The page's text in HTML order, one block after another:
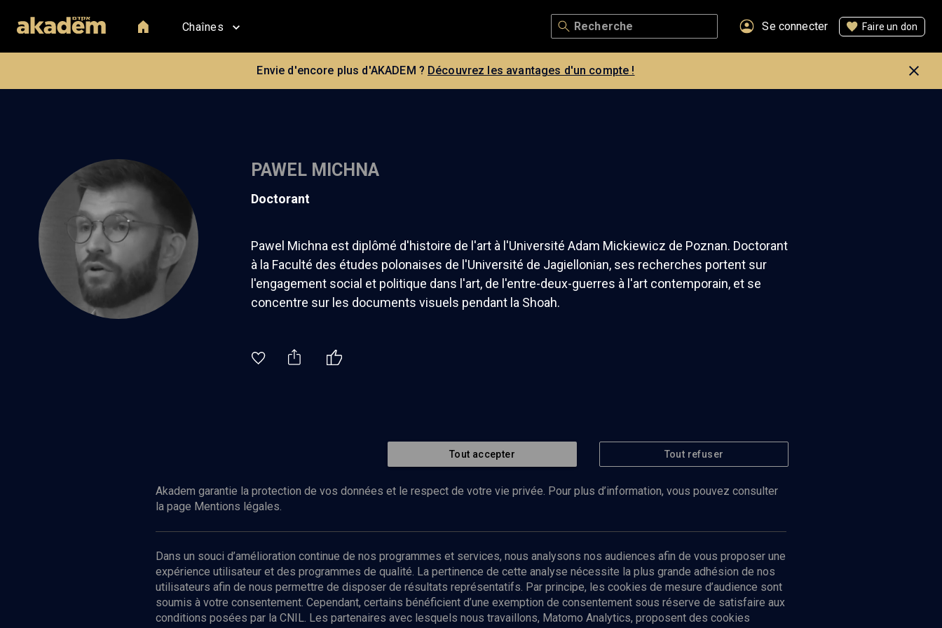
Chaînes Se connecter Faire un don
Envie d'encore plus d'AKADEM ? Découvrez les avantages d'un compte !
PAWEL MICHNA
doctorant
Pawel Michna est diplômé d'histoire de l'art à l'Université Adam Mickiewicz de Poznan. Doctorant
à la Faculté des études polonaises de l'Université de Jagiellonian, ses recherches portent sur
l'engagement social et politique dans l'art, de l'entre-deux-guerres à l'art contemporain, et se
concentre sur les documents visuels pendant la Shoah.
Abonnez-vous à notre newsletter
Envoyer
Tout accepter Tout refuser
Akadem garantie la protection de vos données et le respect de votre vie privée. Pour plus d’information, vous pouvez consulter
la page Mentions légales.
Dans un souci d’amélioration continue de nos programmes et services, nous analysons nos audiences afin de vous proposer une
expérience utilisateur et des programmes de qualité. La pertinence de cette analyse nécessite la plus grande adhésion de nos
utilisateurs afin de nous permettre de disposer de résultats représentatifs. Par principe, les cookies de mesure d’audience sont
soumis à votre consentement. Cependant, certains bénéficient d’une exemption de consentement sous réserve de satisfaire aux
conditions posées par la CNIL. Les partenaires avec lesquels nous travaillons, Matomo Analytics, proposent des cookies